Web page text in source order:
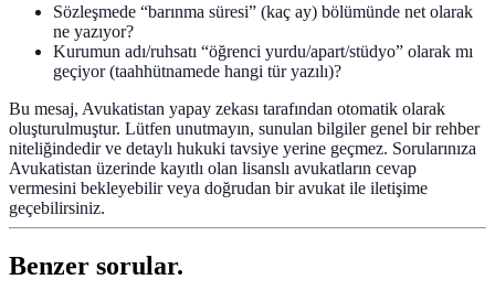
Sözleşmede “barınma süresi” (kaç ay) bölümünde net olarak
ne yazıyor?
Kurumun adı/ruhsa­tı “öğrenci yurdu/apart/stüdyo” olarak mı
geçiyor (taahhütnamede hangi tür yazılı)?
Bu mesaj, Avukatistan yapay zekası tarafından otomatik olarak
oluşturulmuştur. Lütfen unutmayın, sunulan bilgiler genel bir rehber
niteliğindedir ve detaylı hukuki tavsiye yerine geçmez. Sorularınıza
Avukatistan üzerinde kayıtlı olan lisanslı avukatların cevap
vermesini bekleyebilir veya doğrudan bir avukat ile iletişime
geçebilirsiniz.
Benzer sorular.